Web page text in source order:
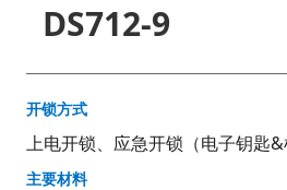
DS712-9
开锁方式
上电开锁、应急开锁（电子钥匙&
主要材料